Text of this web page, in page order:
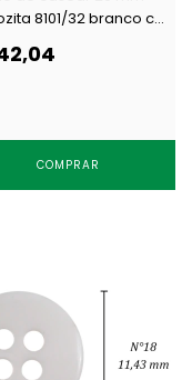
8101/32 branco c/
COMPRAR